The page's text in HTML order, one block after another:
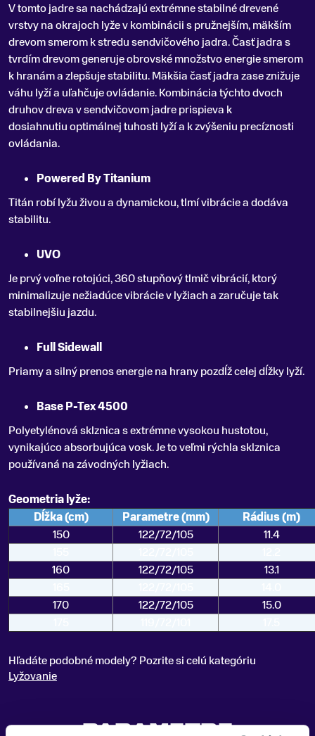
V tomto jadre sa nachádzajú extrémne stabilné drevené
vrstvy na okrajoch lyže v kombinácii s pružnejším, mäkším
drevom smerom k stredu sendvičového jadra. Časť jadra s
tvrdím drevom generuje obrovské množstvo energie smerom
k hranám a zlepšuje stabilitu. Mäkšia časť jadra zase znižuje
váhu lyží a uľahčuje ovládanie. Kombinácia týchto dvoch
druhov dreva v sendvičovom jadre prispieva k
dosiahnutiu optimálnej tuhosti lyží a k zvýšeniu precíznosti
ovládania.
Powered By Titanium
Titán robí lyžu živou a dynamickou, tlmí vibrácie a dodáva
stabilitu.
UVO
Je prvý voľne rotojúci, 360 stupňový tlmič vibrácií, ktorý
minimalizuje nežiadúce vibrácie v lyžiach a zaručuje tak
stabilnejšiu jazdu.
Full Sidewall
Priamy a silný prenos energie na hrany pozdĺž celej dĺžky lyží.
Base P-Tex 4500
Polyetylénová sklznica s extrémne vysokou hustotou,
vynikajúco absorbujúca vosk. Je to veľmi rýchla sklznica
používaná na závodných lyžiach.
Geometria lyže:
Dĺžka (cm)
Parametre (mm)
Rádius (m)
150
122/72/105
11.4
160
122/72/105
13.1
170
122/72/105
15.0
Hľadáte podobné modely? Pozrite si celú kategóriu
Lyžovanie
PARAMETRE